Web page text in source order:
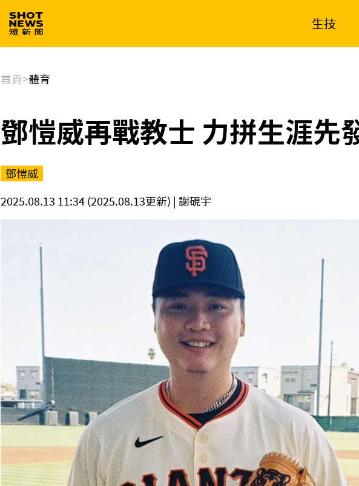
生技
首頁>體育
鄧愷威再戰教士 力拼生涯先
鄧愷威
2025.08.13 11:34 (2025.08.13更新) | 謝硯宇